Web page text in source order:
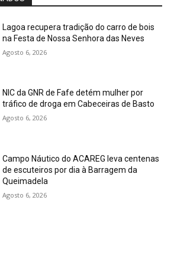
Lagoa recupera tradição do carro de bois
na Festa de Nossa Senhora das Neves
Agosto 6, 2026
NIC da GNR de Fafe detém mulher por
tráfico de droga em Cabeceiras de Basto
Agosto 6, 2026
Campo Náutico do ACAREG leva centenas
de escuteiros por dia à Barragem da
Queimadela
Agosto 6, 2026